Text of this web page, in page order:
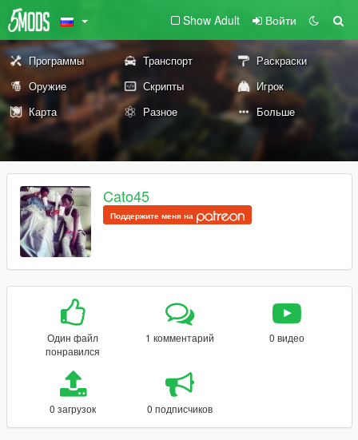
Show Adult Войти
Программы Транспорт
Раскраски
Оружие
Скрипты
Игрок
Карта
Разное Больше
Cato45
Поддержите меня на
Один файл
понравился
1 комментарий 0 видео
0 загрузок 0 подписчиков